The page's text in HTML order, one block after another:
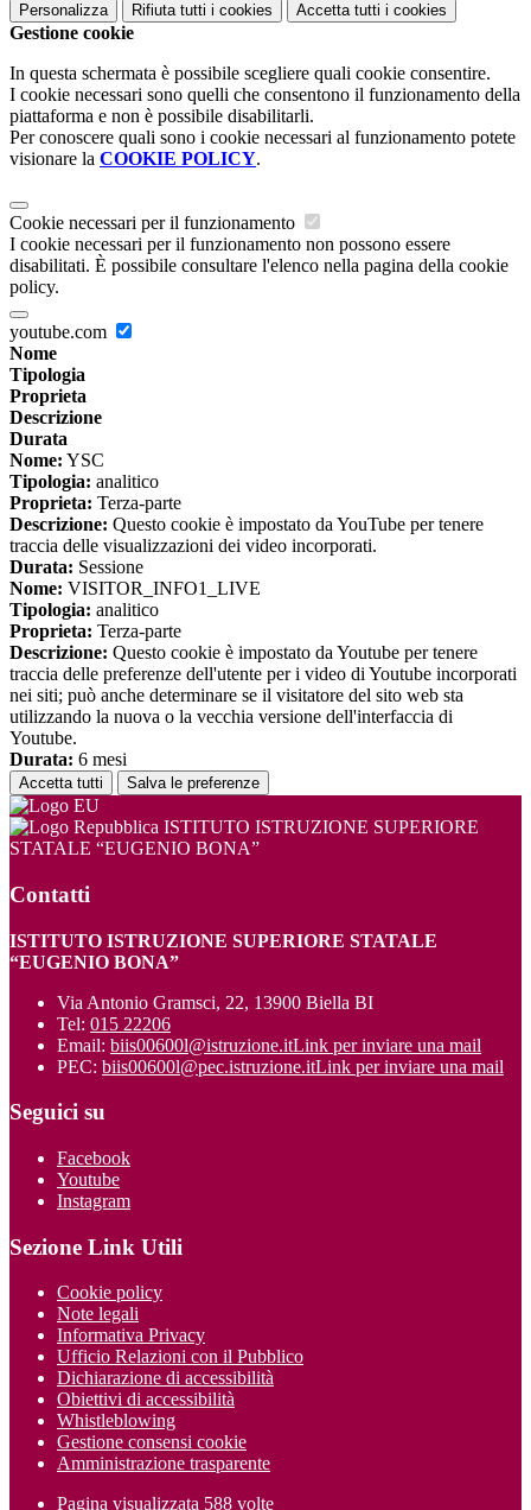
Personalizza Rifiuta tutti i cookies Accetta tutti i cookies
Gestione cookie
In questa schermata è possibile scegliere quali cookie consentire.
I cookie necessari sono quelli che consentono il funzionamento della
piattaforma e non è possibile disabilitarli.
Per conoscere quali sono i cookie necessari al funzionamento potete
visionare la COOKIE POLICY.
Cookie necessari per il funzionamento
I cookie necessari per il funzionamento non possono essere
disabilitati. È possibile consultare l'elenco nella pagina della cookie
policy.
youtube.com
Nome
Tipologia
Proprieta
Descrizione
Durata
Nome: YSC
Tipologia: analitico
Proprieta: Terza-parte
Descrizione: Questo cookie è impostato da YouTube per tenere
traccia delle visualizzazioni dei video incorporati.
Durata: Sessione
Nome: VISITOR_INFO1_LIVE
Tipologia: analitico
Proprieta: Terza-parte
Descrizione: Questo cookie è impostato da Youtube per tenere
traccia delle preferenze dell'utente per i video di Youtube incorporati
nei siti; può anche determinare se il visitatore del sito web sta
utilizzando la nuova o la vecchia versione dell'interfaccia di
Youtube.
Durata: 6 mesi
Accetta tutti Salva le preferenze
ISTITUTO ISTRUZIONE SUPERIORE
STATALE “EUGENIO BONA”
Contatti
ISTITUTO ISTRUZIONE SUPERIORE STATALE
“EUGENIO BONA”
Via Antonio Gramsci, 22, 13900 Biella BI
Tel: 015 22206
Email: biis00600l@istruzione.itLink per inviare una mail
PEC: biis00600l@pec.istruzione.itLink per inviare una mail
Seguici su
Facebook
Youtube
Instagram
Sezione Link Utili
Cookie policy
Note legali
Informativa Privacy
Ufficio Relazioni con il Pubblico
Dichiarazione di accessibilità
Obiettivi di accessibilità
Whistleblowing
Gestione consensi cookie
Amministrazione trasparente
Pagina visualizzata 588 volte